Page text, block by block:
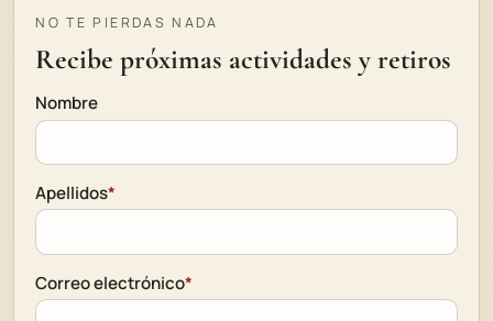
NO TE PIERDAS NADA
Recibe próximas actividades y retiros
Nombre
Apellidos*
Correo electrónico*